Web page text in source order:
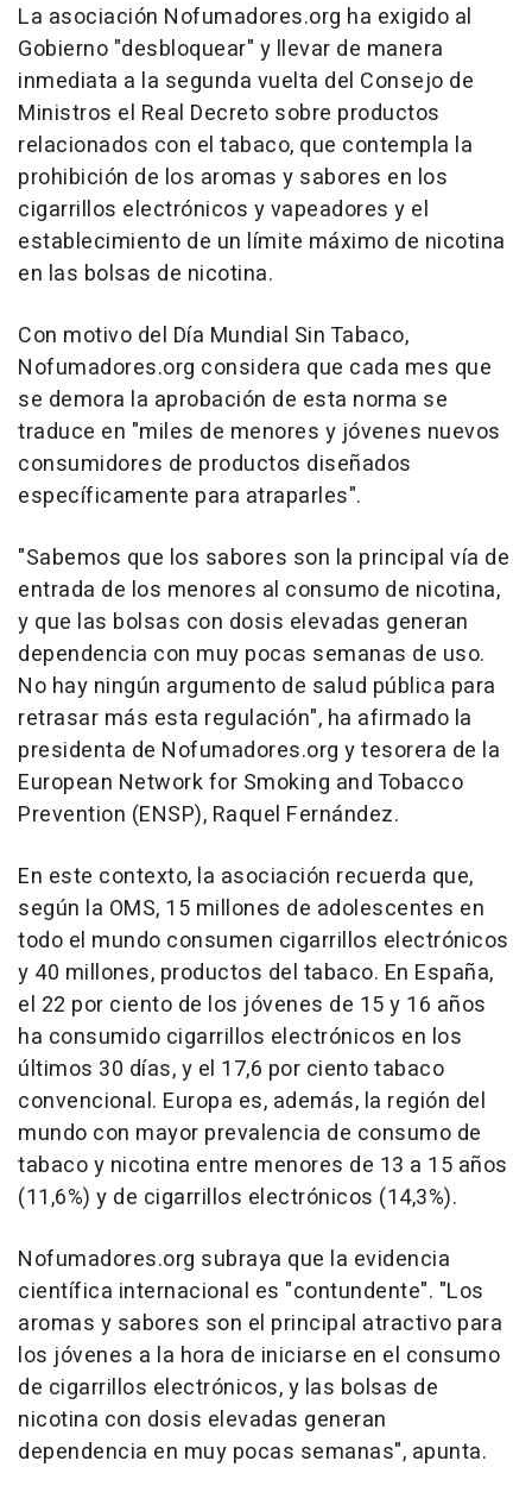
La asociación Nofumadores.org ha exigido al
Gobierno "desbloquear" y llevar de manera
inmediata a la segunda vuelta del Consejo de
Ministros el Real Decreto sobre productos
relacionados con el tabaco, que contempla la
prohibición de los aromas y sabores en los
cigarrillos electrónicos y vapeadores y el
establecimiento de un límite máximo de nicotina
en las bolsas de nicotina.
Con motivo del Día Mundial Sin Tabaco,
Nofumadores.org considera que cada mes que
se demora la aprobación de esta norma se
traduce en "miles de menores y jóvenes nuevos
consumidores de productos diseñados
específicamente para atraparles".
"Sabemos que los sabores son la principal vía de
entrada de los menores al consumo de nicotina,
y que las bolsas con dosis elevadas generan
dependencia con muy pocas semanas de uso.
No hay ningún argumento de salud pública para
retrasar más esta regulación", ha afirmado la
presidenta de Nofumadores.org y tesorera de la
European Network for Smoking and Tobacco
Prevention (ENSP), Raquel Fernández.
En este contexto, la asociación recuerda que,
según la OMS, 15 millones de adolescentes en
todo el mundo consumen cigarrillos electrónicos
y 40 millones, productos del tabaco. En España,
el 22 por ciento de los jóvenes de 15 y 16 años
ha consumido cigarrillos electrónicos en los
últimos 30 días, y el 17,6 por ciento tabaco
convencional. Europa es, además, la región del
mundo con mayor prevalencia de consumo de
tabaco y nicotina entre menores de 13 a 15 años
(11,6%) y de cigarrillos electrónicos (14,3%).
Nofumadores.org subraya que la evidencia
científica internacional es "contundente". "Los
aromas y sabores son el principal atractivo para
los jóvenes a la hora de iniciarse en el consumo
de cigarrillos electrónicos, y las bolsas de
nicotina con dosis elevadas generan
dependencia en muy pocas semanas", apunta.